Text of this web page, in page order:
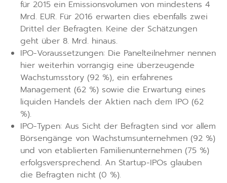
für 2015 ein Emissionsvolumen von mindestens 4
Mrd. EUR. Für 2016 erwarten dies ebenfalls zwei
Drittel der Befragten. Keine der Schätzungen
geht über 8. Mrd. hinaus.
IPO-Voraussetzungen: Die Panelteilnehmer nennen
hier weiterhin vorrangig eine überzeugende
Wachstumsstory (92 %), ein erfahrenes
Management (62 %) sowie die Erwartung eines
liquiden Handels der Aktien nach dem IPO (62
%).
IPO-Typen: Aus Sicht der Befragten sind vor allem
Börsengänge von Wachstumsunternehmen (92 %)
und von etablierten Familienunternehmen (75 %)
erfolgsversprechend. An Startup-IPOs glauben
die Befragten nicht (0 %).